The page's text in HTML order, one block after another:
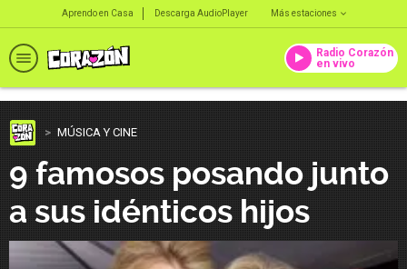
Aprendo en Casa Descarga AudioPlayer Más estaciones
Radio Corazón
en vivo
MÚSICA Y CINE
9 famosos posando junto
a sus idénticos hijos